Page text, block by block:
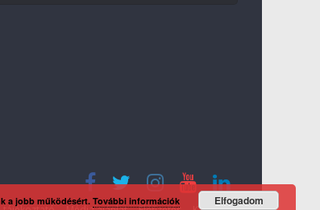
a jobb működésért. További információk Elfogadom